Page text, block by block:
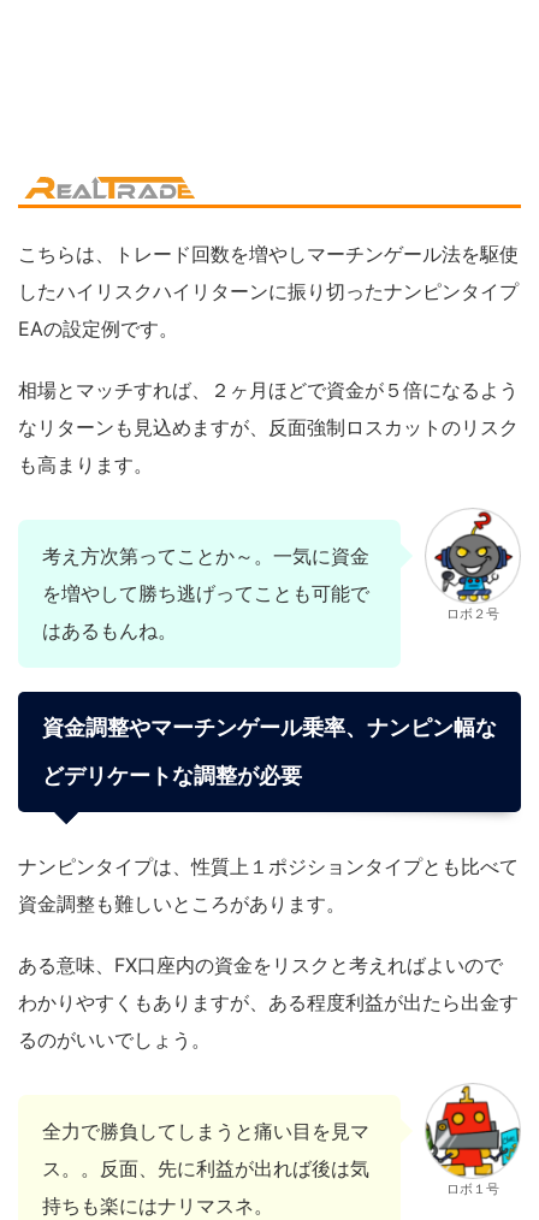
こちらは、トレード回数を増やしマーチンゲール法を駆使
したハイリスクハイリターンに振り切ったナンピンタイプ
EAの設定例です。
相場とマッチすれば、２ヶ月ほどで資金が５倍になるよう
なリターンも見込めますが、反面強制ロスカットのリスク
も高まります。
考え方次第ってことか～。一気に資金
を増やして勝ち逃げってことも可能で
はあるもんね。
ロボ２号
資金調整やマーチンゲール乗率、ナンピン幅な
どデリケートな調整が必要
ナンピンタイプは、性質上１ポジションタイプとも比べて
資金調整も難しいところがあります。
ある意味、FX口座内の資金をリスクと考えればよいので
わかりやすくもありますが、ある程度利益が出たら出金す
るのがいいでしょう。
全力で勝負してしまうと痛い目を見マ
ス。。反面、先に利益が出れば後は気
持ちも楽にはナリマスネ。
ロボ１号